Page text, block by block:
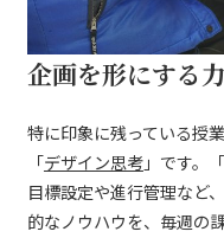
企画を形にする
特に印象に残っている授
「デザイン思考」です。
目標設定や進行管理など
的なノウハウを、毎週の